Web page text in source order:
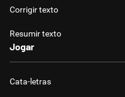
Corrigir texto
Resumir texto
Jogar
Cata-letras